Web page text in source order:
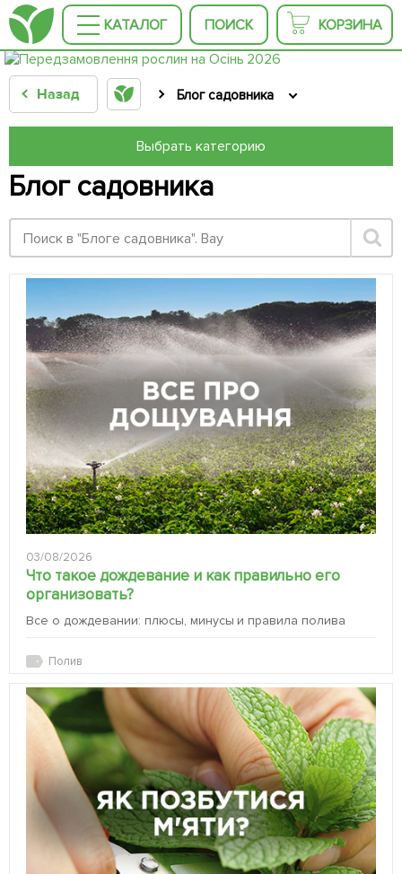
КАТАЛОГ ПОИСК КОРЗИНА
Назад Блог садовника
Выбрать категорию
Блог садовника
03/08/2026
Что такое дождевание и как правильно его
организовать?
Все о дождевании: плюсы, минусы и правила полива
Полив